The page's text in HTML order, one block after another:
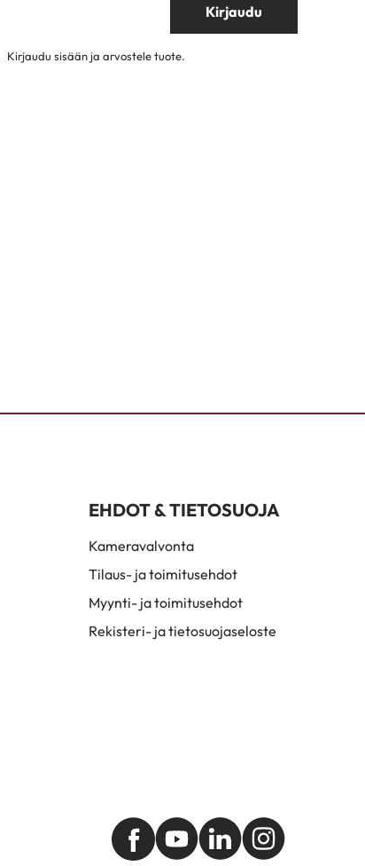
Kirjaudu
Kirjaudu sisään ja arvostele tuote.
EHDOT & TIETOSUOJA
Kameravalvonta
Tilaus- ja toimitusehdot
Myynti- ja toimitusehdot
Rekisteri- ja tietosuojaseloste